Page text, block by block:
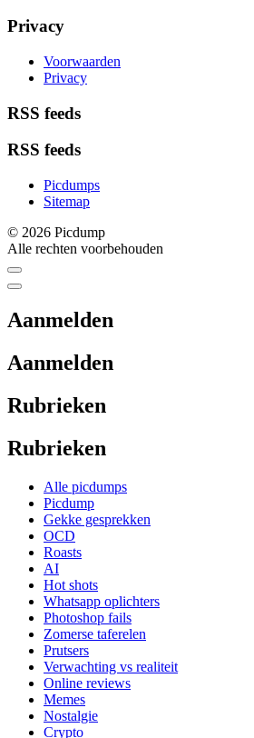
Privacy
Voorwaarden
Privacy
RSS feeds
RSS feeds
Picdumps
Sitemap
© 2026 Picdump
Alle rechten voorbehouden
Aanmelden
Aanmelden
Rubrieken
Rubrieken
Alle picdumps
Picdump
Gekke gesprekken
OCD
Roasts
AI
Hot shots
Whatsapp oplichters
Photoshop fails
Zomerse taferelen
Prutsers
Verwachting vs realiteit
Online reviews
Memes
Nostalgie
Crypto